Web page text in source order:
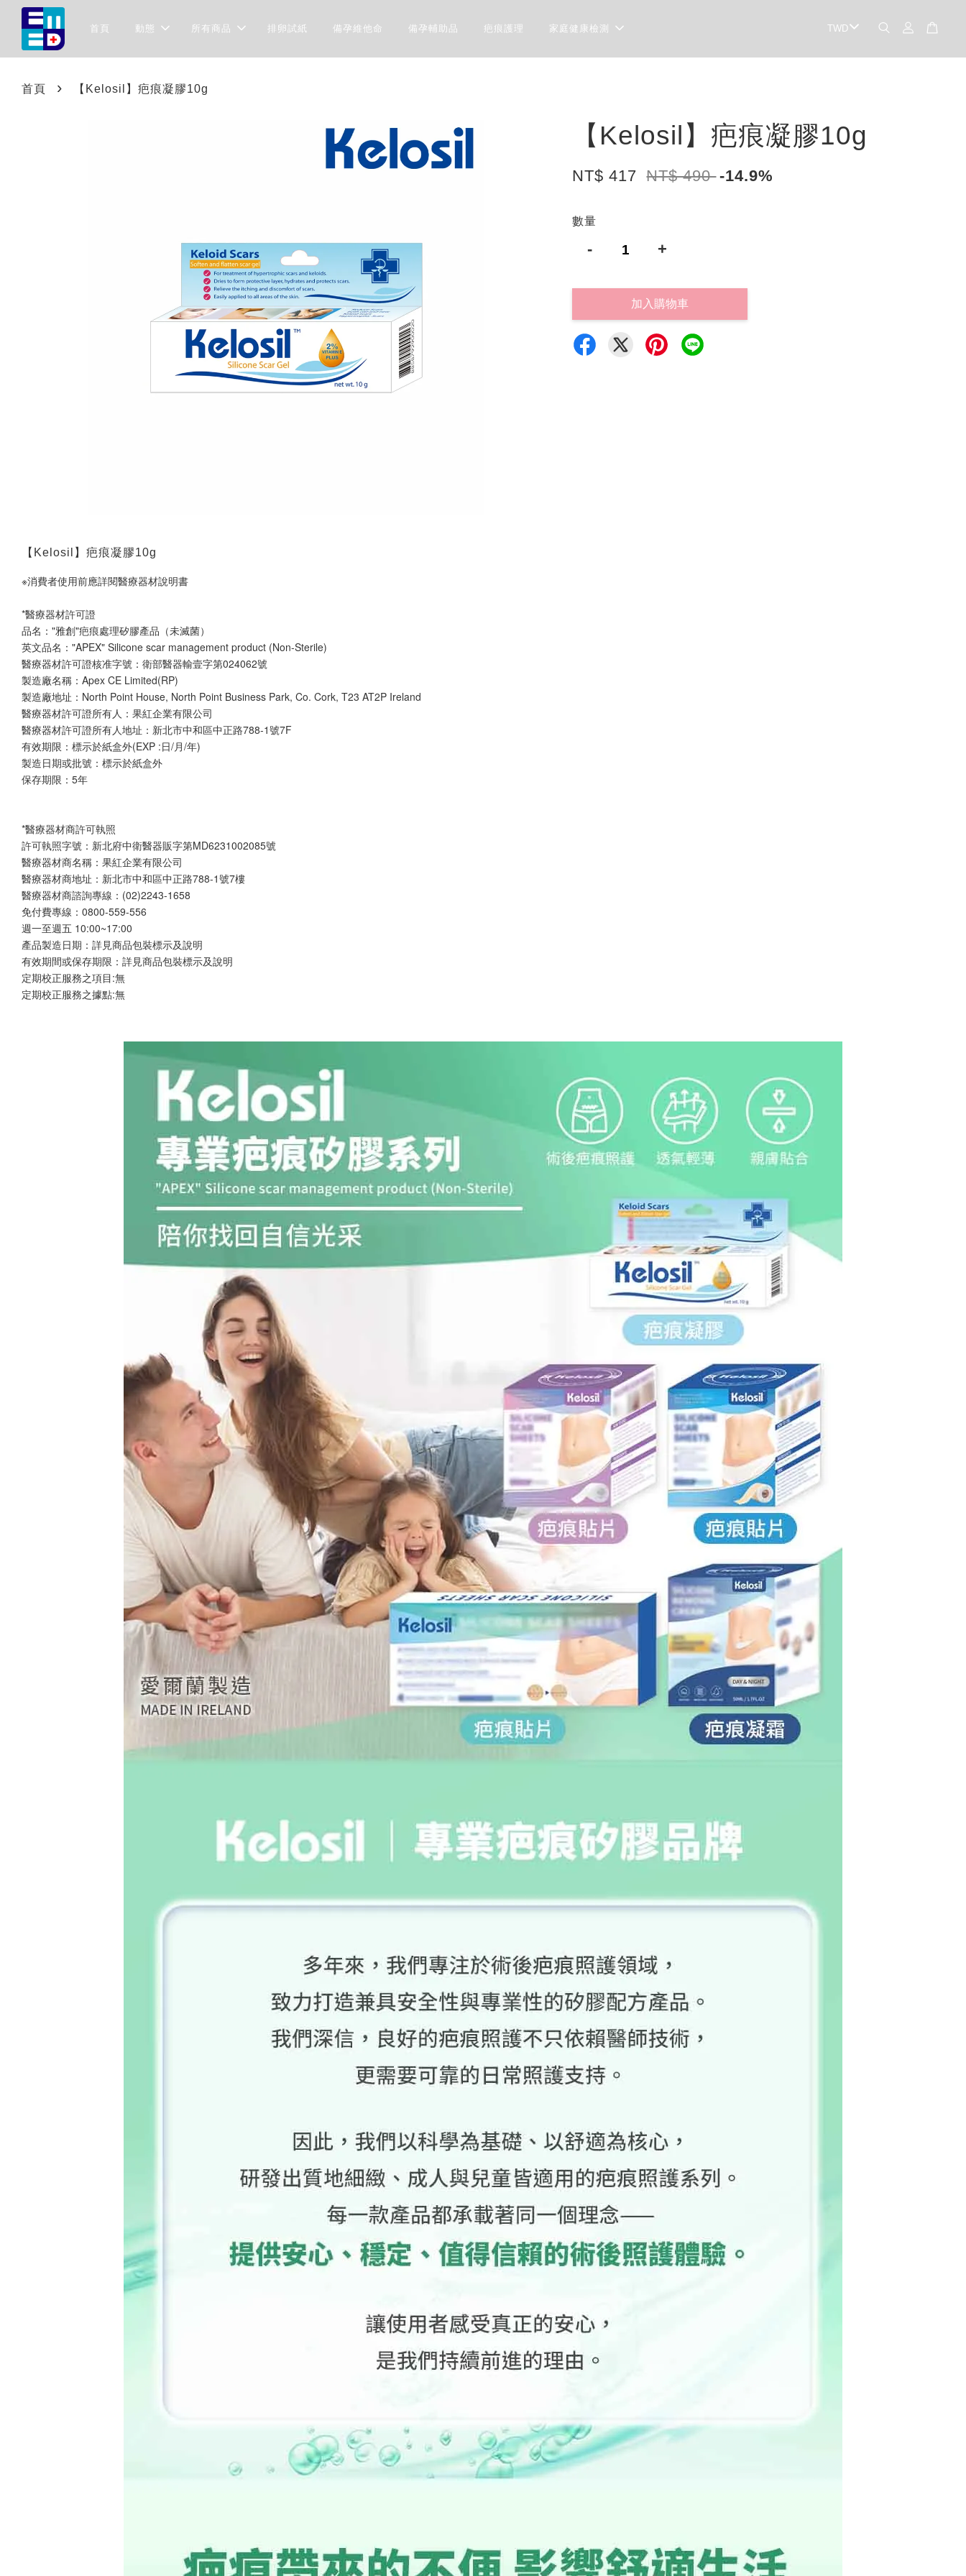
首頁 動態 所有商品 排卵試紙 備孕維他命 備孕輔助品 疤痕護理 家庭健康檢測
首頁 › 【Kelosil】疤痕凝膠10g
【Kelosil】疤痕凝膠10g
NT$ 417 NT$ 490 -14.9%
數量
- +
加入購物車
【Kelosil】疤痕凝膠10g
※消費者使用前應詳閱醫療器材說明書
*醫療器材許可證
品名："雅創"疤痕處理矽膠產品（未滅菌）
英文品名："APEX" Silicone scar management product (Non-Sterile)
醫療器材許可證核准字號：衛部醫器輸壹字第024062號
製造廠名稱：Apex CE Limited(RP)
製造廠地址：North Point House, North Point Business Park, Co. Cork, T23 AT2P Ireland
醫療器材許可證所有人：果紅企業有限公司
醫療器材許可證所有人地址：新北市中和區中正路788-1號7F
有效期限：標示於紙盒外(EXP :日/月/年)
製造日期或批號：標示於紙盒外
保存期限：5年
*醫療器材商許可執照
許可執照字號：新北府中衛醫器販字第MD6231002085號
醫療器材商名稱：果紅企業有限公司
醫療器材商地址：新北市中和區中正路788-1號7樓
醫療器材商諮詢專線：(02)2243-1658
免付費專線：0800-559-556
週一至週五 10:00~17:00
產品製造日期：詳見商品包裝標示及說明
有效期間或保存期限：詳見商品包裝標示及說明
定期校正服務之項目:無
定期校正服務之據點:無